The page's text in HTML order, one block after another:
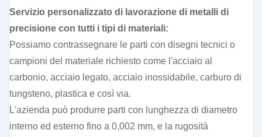
Servizio personalizzato di lavorazione di metalli di
precisione con tutti i tipi di materiali:
Possiamo contrassegnare le parti con disegni tecnici o
campioni del materiale richiesto come l'acciaio al
carbonio, acciaio legato, acciaio inossidabile, carburo di
tungsteno, plastica e così via.
L'azienda può produrre parti con lunghezza di diametro
interno ed esterno fino a 0,002 mm, e la rugosità